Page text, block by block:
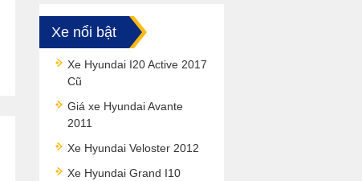
Xe nổi bật
Xe Hyundai I20 Active 2017
Cũ
Giá xe Hyundai Avante
2011
Xe Hyundai Veloster 2012
Xe Hyundai Grand I10